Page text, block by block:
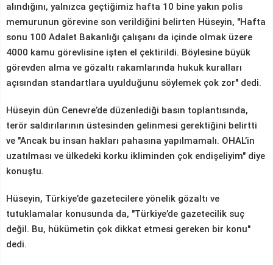
alındığını, yalnızca geçtiğimiz hafta 10 bine yakın polis
memurunun görevine son verildiğini belirten Hüseyin, "Hafta
sonu 100 Adalet Bakanlığı çalışanı da içinde olmak üzere
4000 kamu görevlisine işten el çektirildi. Böylesine büyük
görevden alma ve gözaltı rakamlarında hukuk kuralları
açısından standartlara uyulduğunu söylemek çok zor" dedi.
Hüseyin dün Cenevre’de düzenlediği basın toplantısında,
terör saldırılarının üstesinden gelinmesi gerektiğini belirtti
ve "Ancak bu insan hakları pahasına yapılmamalı. OHAL’in
uzatılması ve ülkedeki korku ikliminden çok endişeliyim" diye
konuştu.
Hüseyin, Türkiye’de gazetecilere yönelik gözaltı ve
tutuklamalar konusunda da, "Türkiye’de gazetecilik suç
değil. Bu, hükümetin çok dikkat etmesi gereken bir konu"
dedi.